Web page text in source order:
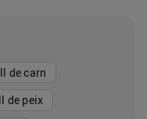
de carn
de peix